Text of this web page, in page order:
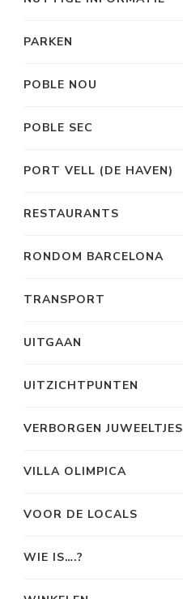
PARKEN
POBLE NOU
POBLE SEC
PORT VELL (DE HAVEN)
RESTAURANTS
RONDOM BARCELONA
TRANSPORT
UITGAAN
UITZICHTPUNTEN
VERBORGEN JUWEELTJES
VILLA OLIMPICA
VOOR DE LOCALS
WIE IS….?